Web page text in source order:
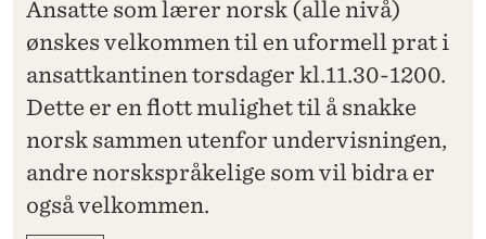
Ansatte som lærer norsk (alle nivå)
ønskes velkommen til en uformell prat i
ansattkantinen torsdager kl.11.30-1200.
Dette er en flott mulighet til å snakke
norsk sammen utenfor undervisningen,
andre norskspråkelige som vil bidra er
også velkommen.